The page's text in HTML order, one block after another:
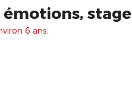
émotions,
6 ans.